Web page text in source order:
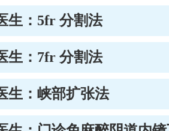
生：5fr 分割法
生：7fr 分割法
生：峡部扩张法